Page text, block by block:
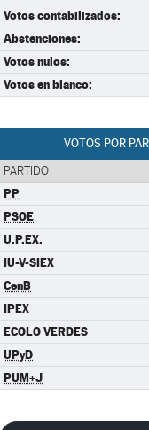
Votos contabilizados:
Abstenciones:
Votos nulos:
Votos en blanco:
VOTOS POR
PARTIDO
PP
PSOE
U.P.EX.
IU-V-SIEX
CenB
IPEX
ECOLO VERDES
UPyD
PUM+J